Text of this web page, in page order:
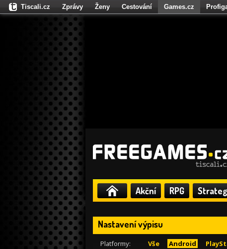
Akční RPG
Nastavení výpisu
Platformy: Vše Android
Tiscali.cz Zprávy Ženy Cestování Games.cz
Fights.cz